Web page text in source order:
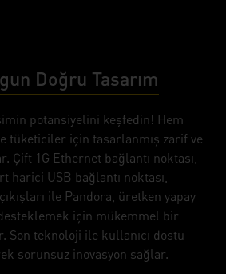
Doğru Tasarım
potansiyelini keşfedin! Hem
tüketiciler için tasarlanmış zarif ve
Çift 1G Ethernet bağlantı noktası,
harici USB bağlantı noktası,
ile Pandora, üretken yapay
için mükemmel bir
Son teknoloji ile kullanıcı dostu
sorunsuz inovasyon sağlar.